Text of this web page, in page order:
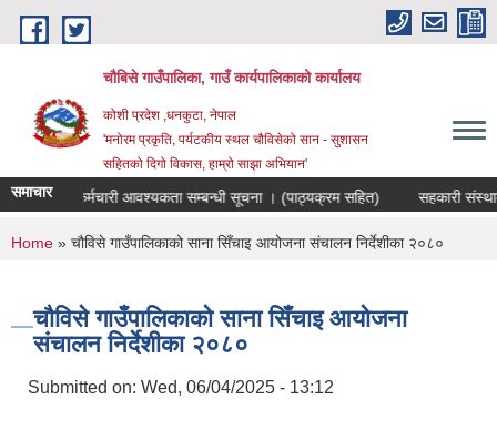
Skip to main content
चौबिसे गाउँपालिका, गाउँ कार्यपालिकाको कार्यालय
कोशी प्रदेश ,धनकुटा, नेपाल
'मनोरम प्रकृति, पर्यटकीय स्थल चौविसेको सान - सुशासन
सहितको दिगो विकास, हाम्रो साझा अभियान'
समाचारपदमा कर्मचारी आवश्यकता सम्बन्धी सूचना । (पाठ्यक्रम सहित) सहकारी
You are here
Home » चौविसे गाउँपालिकाको साना सिँचाइ आयोजना संचालन निर्देशीका २०८०
चौविसे गाउँपालिकाको साना सिँचाइ आयोजना
संचालन निर्देशीका २०८०
Submitted on: Wed, 06/04/2025 - 13:12